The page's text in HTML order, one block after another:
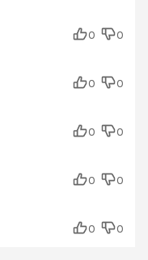
0
0
0
0
0
0
0
0
0
0